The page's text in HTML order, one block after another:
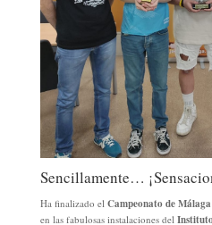
Sencillamente…
Ha finalizado el Campeonato de
en las fabulosas instalaciones del